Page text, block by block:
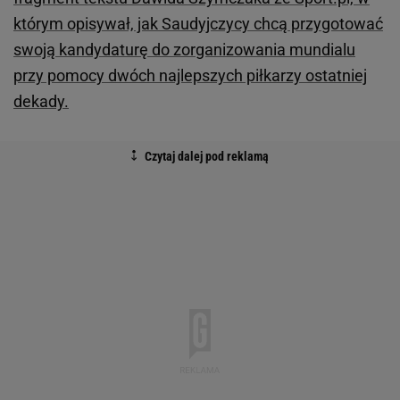
którym opisywał, jak Saudyjczycy chcą przygotować
swoją kandydaturę do zorganizowania mundialu
przy pomocy dwóch najlepszych piłkarzy ostatniej
dekady.